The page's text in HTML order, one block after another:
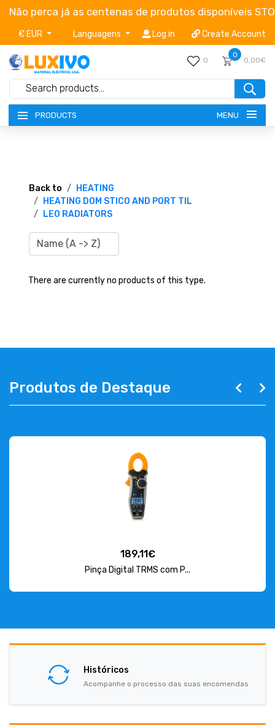
Não perca já as centenas de produtos disponíveis
€ EUR Languagens Log in Create Account
0
0
0,00€
PRODUCTS MENU
TERMS OF SERVICE
CATALOGUES
CAMPAIGNS
ABOUT US
Back to
HEATING
HEATING DOM STICO AND PORT TIL
LEO RADIATORS
There are currently no products of this type.
Produtos de Destaque
189,11€
Pinça Digital TRMS com P...
Históricos
Acompanhe o processo das suas encomendas